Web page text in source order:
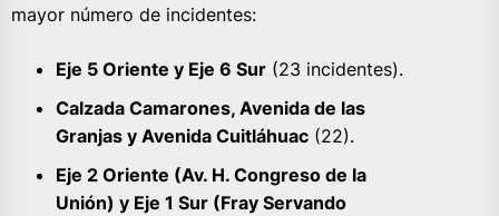
mayor número de incidentes:
Eje 5 Oriente y Eje 6 Sur (23 incidentes).
Calzada Camarones, Avenida de las
Granjas y Avenida Cuitláhuac (22).
Eje 2 Oriente (Av. H. Congreso de la
Unión) y Eje 1 Sur (Fray Servando